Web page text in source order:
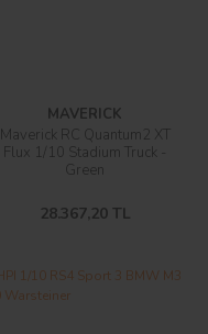
MAVERICK
Maverick RC Quantum2 XT
Flux 1/10 Stadium Truck -
Green
28.367,20 TL